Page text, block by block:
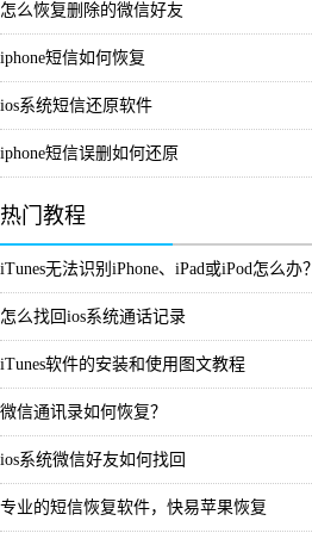
怎么恢复删除的微信好友
iphone短信如何恢复
ios系统短信还原软件
iphone短信误删如何还原
热门教程
iTunes无法识别iPhone、iPad或iPod怎么办？
怎么找回ios系统通话记录
iTunes软件的安装和使用图文教程
微信通讯录如何恢复？
ios系统微信好友如何找回
专业的短信恢复软件，快易苹果恢复